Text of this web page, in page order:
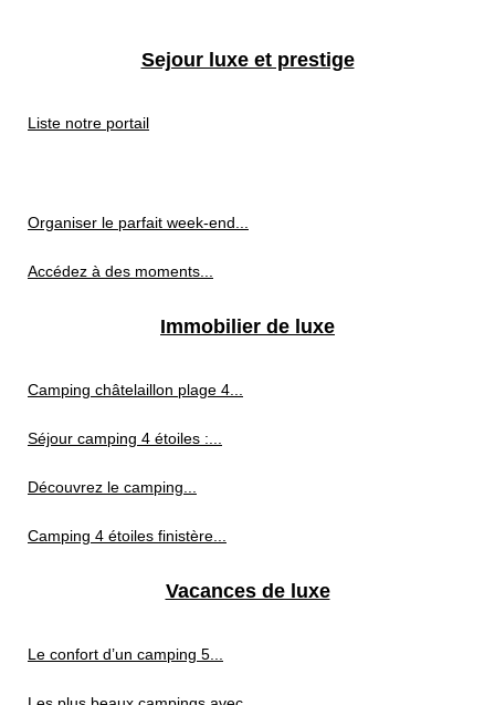
Sejour luxe et prestige
Liste notre portail
Organiser le parfait week-end...
Accédez à des moments...
Immobilier de luxe
Camping châtelaillon plage 4...
Séjour camping 4 étoiles :...
Découvrez le camping...
Camping 4 étoiles finistère...
Vacances de luxe
Le confort d’un camping 5...